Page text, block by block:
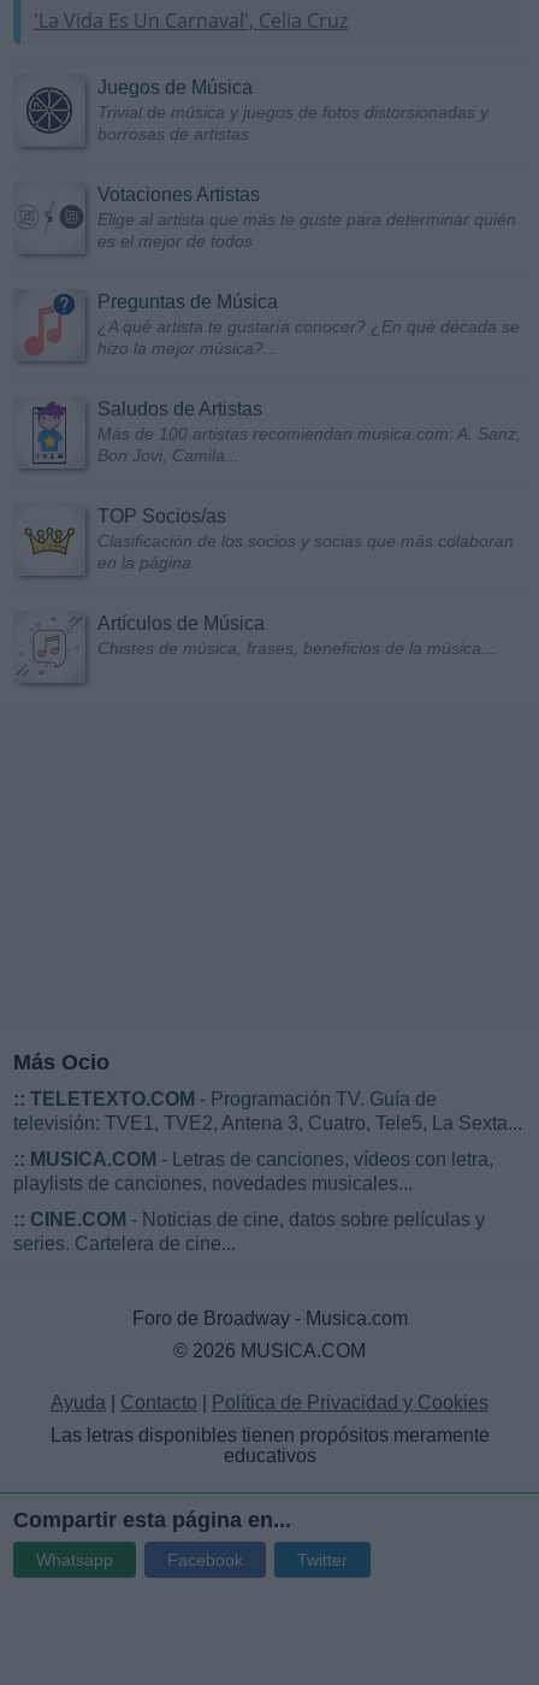
'La Vida Es Un Carnaval', Celia Cruz
Juegos de Música
Trivial de música y juegos de fotos distorsionadas y
borrosas de artistas
Votaciones Artistas
Elige al artista que más te guste para determinar quién
es el mejor de todos
Preguntas de Música
¿A qué artista te gustaría conocer? ¿En qué década se
hizo la mejor música?...
Saludos de Artistas
Más de 100 artistas recomiendan musica.com: A. Sanz,
Bon Jovi, Camila...
TOP Socios/as
Clasificación de los socios y socias que más colaboran
en la página
Artículos de Música
Chistes de música, frases, beneficios de la música...
Más Ocio
:: TELETEXTO.COM - Programación TV. Guía de
televisión: TVE1, TVE2, Antena 3, Cuatro, Tele5, La Sexta...
:: MUSICA.COM - Letras de canciones, vídeos con letra,
playlists de canciones, novedades musicales...
:: CINE.COM - Noticias de cine, datos sobre películas y
series. Cartelera de cine...
Foro de Broadway - Musica.com
© 2026 MUSICA.COM
Ayuda Contacto
Política de Privacidad y Cookies
Las letras disponibles tienen propósitos meramente
educativos
Compartir esta página en...
Whatsapp Facebook Twitter